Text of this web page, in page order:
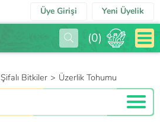
Üye Girişi Yeni Üyelik
(0)
Şifalı Bitkiler > Üzerlik Tohumu